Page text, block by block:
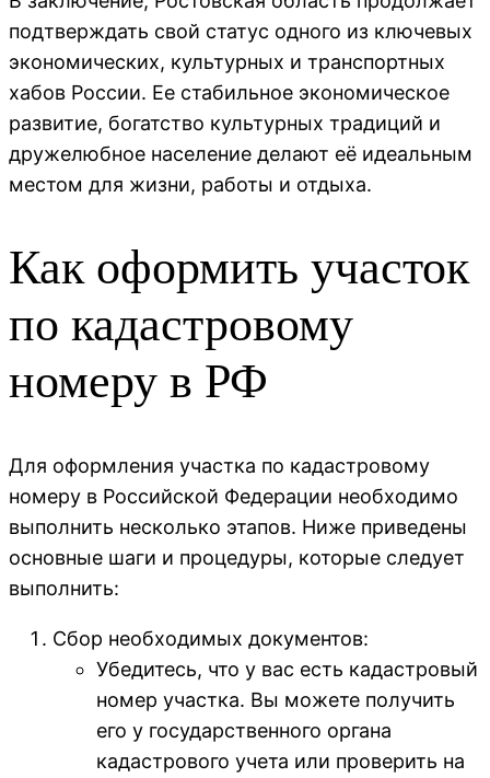
подтверждать свой статус одного из ключевых
экономических, культурных и транспортных
хабов России. Ее стабильное экономическое
развитие, богатство культурных традиций и
дружелюбное население делают её идеальным
местом для жизни, работы и отдыха.
Как оформить участок
по кадастровому
номеру в РФ
Для оформления участка по кадастровому
номеру в Российской Федерации необходимо
выполнить несколько этапов. Ниже приведены
основные шаги и процедуры, которые следует
выполнить:
Сбор необходимых документов:
Убедитесь, что у вас есть кадастровый
номер участка. Вы можете получить
его у государственного органа
кадастрового учета или проверить на